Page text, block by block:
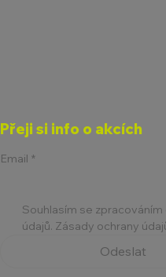
Přeji si info o akcích
Email *
Souhlasím se
údajů. Zásady ochrany
Odeslat